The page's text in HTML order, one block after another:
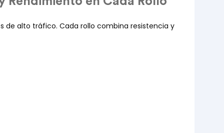
de alto tráfico. Cada rollo combina resistencia y